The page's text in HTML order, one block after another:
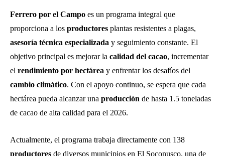
Ferrero por el Campo es un programa integral que
proporciona a los productores plantas resistentes a plagas,
asesoría técnica especializada y seguimiento constante. El
objetivo principal es mejorar la calidad del cacao, incrementar
el rendimiento por hectárea y enfrentar los desafíos del
cambio climático. Con el apoyo continuo, se espera que cada
hectárea pueda alcanzar una producción de hasta 1.5 toneladas
de cacao de alta calidad para el 2026.
Actualmente, el programa trabaja directamente con 138
productores de diversos municipios en El Soconusco, una de